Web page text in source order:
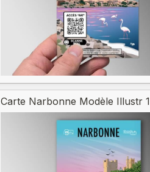
Carte Narbonne Modèle Illustr 1